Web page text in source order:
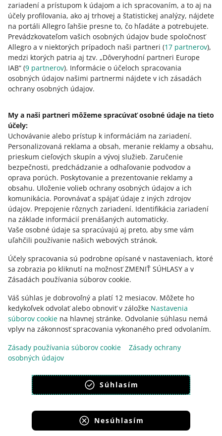
zariadení a prístupom k údajom a ich spracovaním, a to aj na
účely profilovania, ako aj trhovej a štatistickej analýzy, nájdete
na portáli Allegro ľahšie presne to, čo hľadáte a potrebujete.
Prevádzkovateľom vašich osobných údajov bude spoločnosť
Allegro a v niektorých prípadoch naši partneri (17 partnerov),
medzi ktorých patria aj tzv. „Dôveryhodní partneri Europe
IAB“ (9 partnerov). Informácie o účeloch spracovania
osobných údajov našimi partnermi nájdete v ich zásadách
ochrany osobných údajov.
My a naši partneri môžeme spracúvať osobné údaje na tieto
účely:
Uchovávanie alebo prístup k informáciám na zariadení.
Personalizovaná reklama a obsah, meranie reklamy a obsahu,
prieskum cieľových skupín a vývoj služieb. Zaručenie
bezpečnosti, predchádzanie a odhaľovanie podvodov a
oprava porúch. Poskytovanie a prezentovanie reklamy a
obsahu. Uloženie volieb ochrany osobných údajov a ich
komunikácia. Porovnávať a spájať údaje z iných zdrojov
údajov. Prepojenie rôznych zariadení. Identifikácia zariadení
na základe informácií prenášaných automaticky.
Vaše osobné údaje sa spracúvajú aj preto, aby sme vám
uľahčili používanie našich webových stránok.
Účely spracovania sú podrobne opísané v nastaveniach, ktoré
sa zobrazia po kliknutí na možnosť ZMENIŤ SÚHLASY a v
Zásadách používania súborov cookie.
Váš súhlas je dobrovoľný a platí 12 mesiacov. Môžete ho
kedykoľvek odvolať alebo obnoviť v záložke Nastavenia
súborov cookie na hlavnej stránke. Odvolanie súhlasu nemá
vplyv na zákonnosť spracovania vykonaného pred odvolaním.
Zásady používania súborov cookie
Zásady ochrany
osobných údajov
Súhlasím
Nesúhlasím
Ako hodnotíte tieto zmeny?
0 - Sklamanie
10 - Úžasné
0 1 2 3 4 5 6 7
8
Potrebujete pomoc?
Kontaktujte nás
Opýtajte sa komunity
Prejdite do Allegro Komunity
vzhľad: svetlý motív
Portály skupiny Allegro